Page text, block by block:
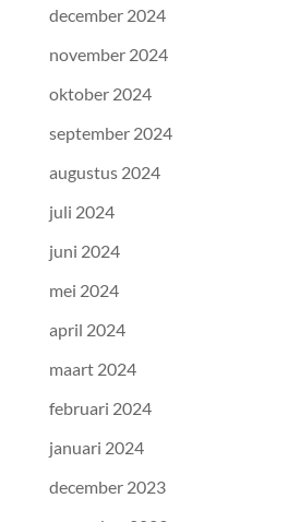
december 2024
november 2024
oktober 2024
september 2024
augustus 2024
juli 2024
juni 2024
mei 2024
april 2024
maart 2024
februari 2024
januari 2024
december 2023